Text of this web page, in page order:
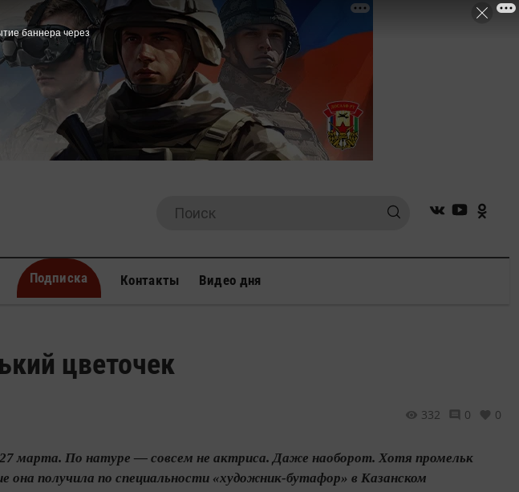
Подписка Контакты Видео дня
цветочек
332 0 0
марта. По натуре — совсем не актриса. Даже наоборот. Хотя промельк
она получила по специальности «художник-бутафор» в Казанском
баннера через